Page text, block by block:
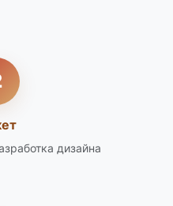
дизайна